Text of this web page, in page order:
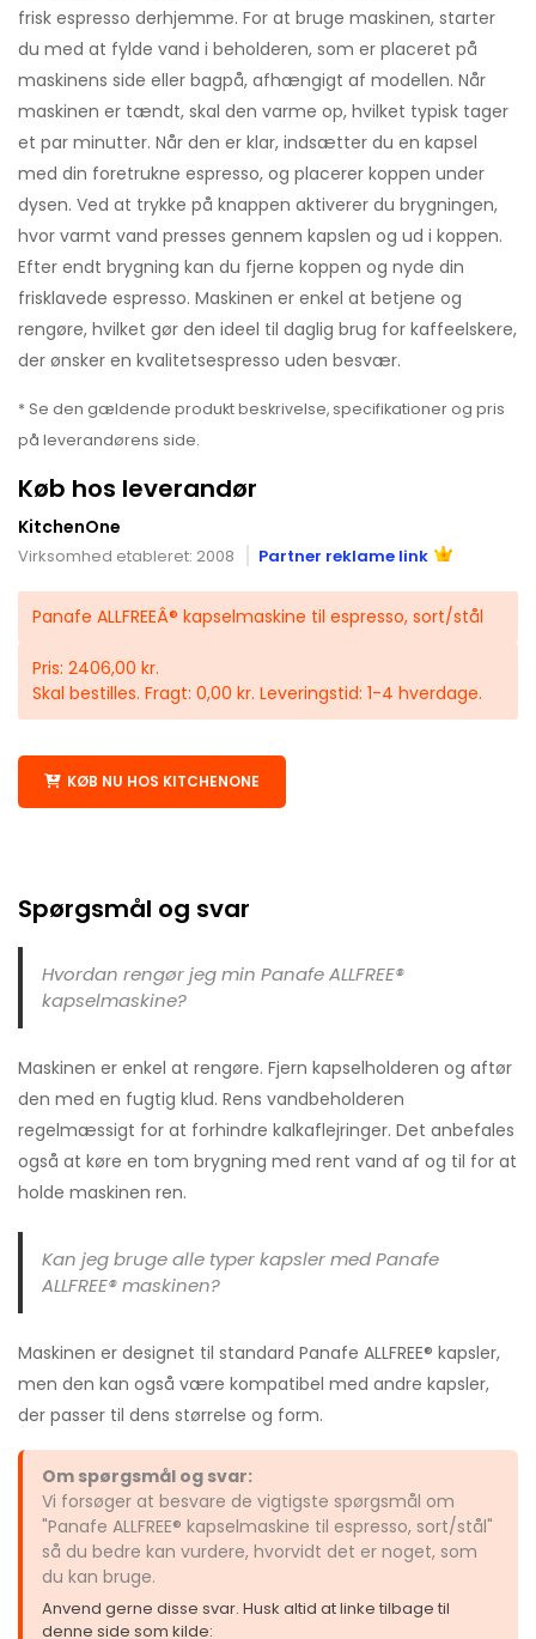
frisk espresso derhjemme. For at bruge maskinen, starter
du med at fylde vand i beholderen, som er placeret på
maskinens side eller bagpå, afhængigt af modellen. Når
maskinen er tændt, skal den varme op, hvilket typisk tager
et par minutter. Når den er klar, indsætter du en kapsel
med din foretrukne espresso, og placerer koppen under
dysen. Ved at trykke på knappen aktiverer du brygningen,
hvor varmt vand presses gennem kapslen og ud i koppen.
Efter endt brygning kan du fjerne koppen og nyde din
frisklavede espresso. Maskinen er enkel at betjene og
rengøre, hvilket gør den ideel til daglig brug for kaffeelskere,
der ønsker en kvalitetsespresso uden besvær.
* Se den gældende produkt beskrivelse, specifikationer og pris
på leverandørens side.
Køb hos leverandør
KitchenOne
Virksomhed etableret: 2008 Partner reklame link
Panafe ALLFREEÂ® kapselmaskine til espresso, sort/stål
Pris: 2406,00 kr.
Skal bestilles. Fragt: 0,00 kr. Leveringstid: 1-4 hverdage.
KØB NU HOS KITCHENONE
Spørgsmål og svar
Hvordan rengør jeg min Panafe ALLFREE®
kapselmaskine?
Maskinen er enkel at rengøre. Fjern kapselholderen og aftør
den med en fugtig klud. Rens vandbeholderen
regelmæssigt for at forhindre kalkaflejringer. Det anbefales
også at køre en tom brygning med rent vand af og til for at
holde maskinen ren.
Kan jeg bruge alle typer kapsler med Panafe
ALLFREE® maskinen?
Maskinen er designet til standard Panafe ALLFREE® kapsler,
men den kan også være kompatibel med andre kapsler,
der passer til dens størrelse og form.
Om spørgsmål og svar:
Vi forsøger at besvare de vigtigste spørgsmål om
"Panafe ALLFREE® kapselmaskine til espresso, sort/stål"
så du bedre kan vurdere, hvorvidt det er noget, som
du kan bruge.
Anvend gerne disse svar. Husk altid at linke tilbage til
denne side som kilde: